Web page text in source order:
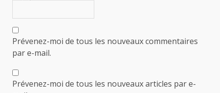
Prévenez-moi de tous les nouveaux commentaires
par e-mail.
Prévenez-moi de tous les nouveaux articles par e-